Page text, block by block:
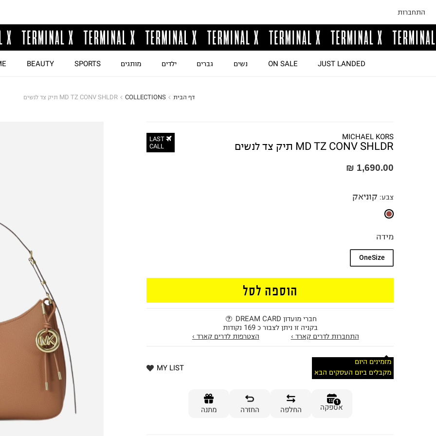
התחברות
JUST LANDED
ON SALE נשים גברים ילדים מותגים SPORTS
BEAUTY
דף הבית COLLECTIONS MD TZ CONV SHLDR תיק צד לנשים
MICHAEL KORS
MD TZ CONV SHLDR תיק צד לנשים
LAST
CALL
1,690.00 ₪
צבע: קוניאק
מידה
OneSize
הוספה לסל
חברי מועדון DREAM CARD
בקניה זו ניתן לצבור כ 169 נקודות
התחברות לדרים קארד ›
הצטרפות לדרים קארד ›
מזמינים היום
מקבלים ביום העסקים הבא
MY LIST
1
אספקה החלפה החזרה מתנה